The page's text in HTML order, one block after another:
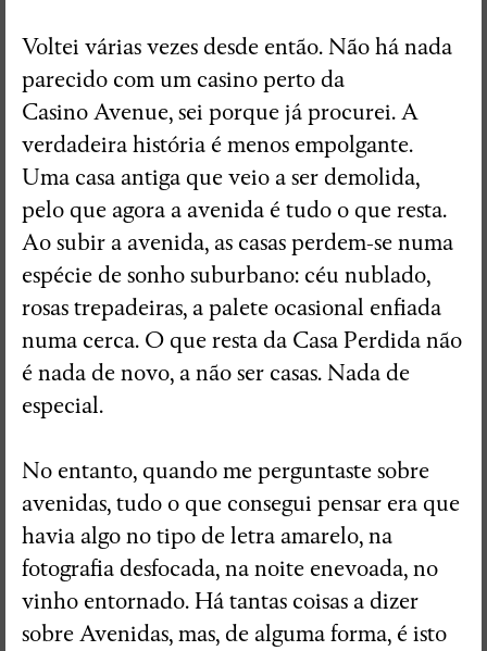
Voltei várias vezes desde então. Não há nada
parecido com um casino perto da
Casino Avenue, sei porque já procurei. A
verdadeira história é menos empolgante.
Uma casa antiga que veio a ser demolida,
pelo que agora a avenida é tudo o que resta.
Ao subir a avenida, as casas perdem-se numa
espécie de sonho suburbano: céu nublado,
rosas trepadeiras, a palete ocasional enfiada
numa cerca. O que resta da Casa Perdida não
é nada de novo, a não ser casas. Nada de
especial.
No entanto, quando me perguntaste sobre
avenidas, tudo o que consegui pensar era que
havia algo no tipo de letra amarelo, na
fotografia desfocada, na noite enevoada, no
vinho entornado. Há tantas coisas a dizer
sobre Avenidas, mas, de alguma forma, é isto